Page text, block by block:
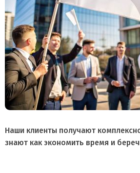
Наши клиенты получают
знают как экономить время и